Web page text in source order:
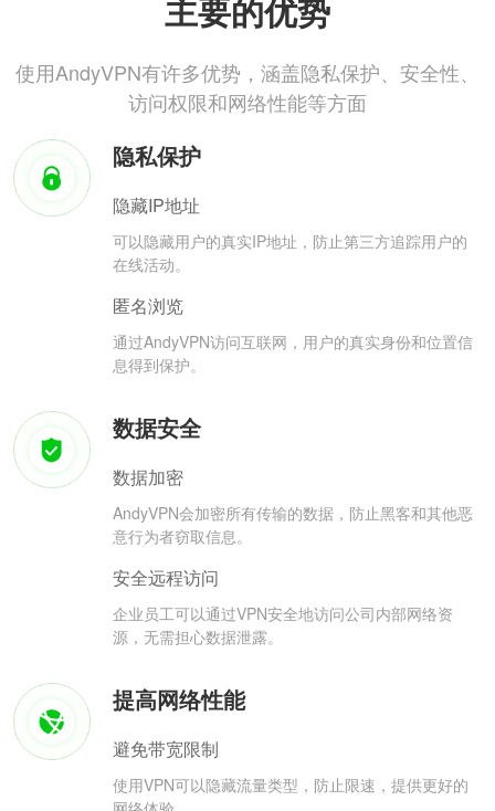
主要的优势
使用AndyVPN有许多优势，涵盖隐私保护、安全性、
访问权限和网络性能等方面
隐私保护
隐藏IP地址
可以隐藏用户的真实IP地址，防止第三方追踪用户的
在线活动。
匿名浏览
通过AndyVPN访问互联网，用户的真实身份和位置信
息得到保护。
数据安全
数据加密
AndyVPN会加密所有传输的数据，防止黑客和其他恶
意行为者窃取信息。
安全远程访问
企业员工可以通过VPN安全地访问公司内部网络资
源，无需担心数据泄露。
提高网络性能
避免带宽限制
使用VPN可以隐藏流量类型，防止限速，提供更好的